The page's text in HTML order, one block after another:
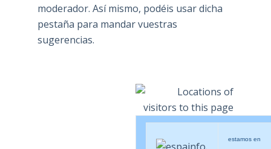
moderador. Así mismo, podéis usar dicha
pestaña para mandar vuestras
sugerencias.
estamos en